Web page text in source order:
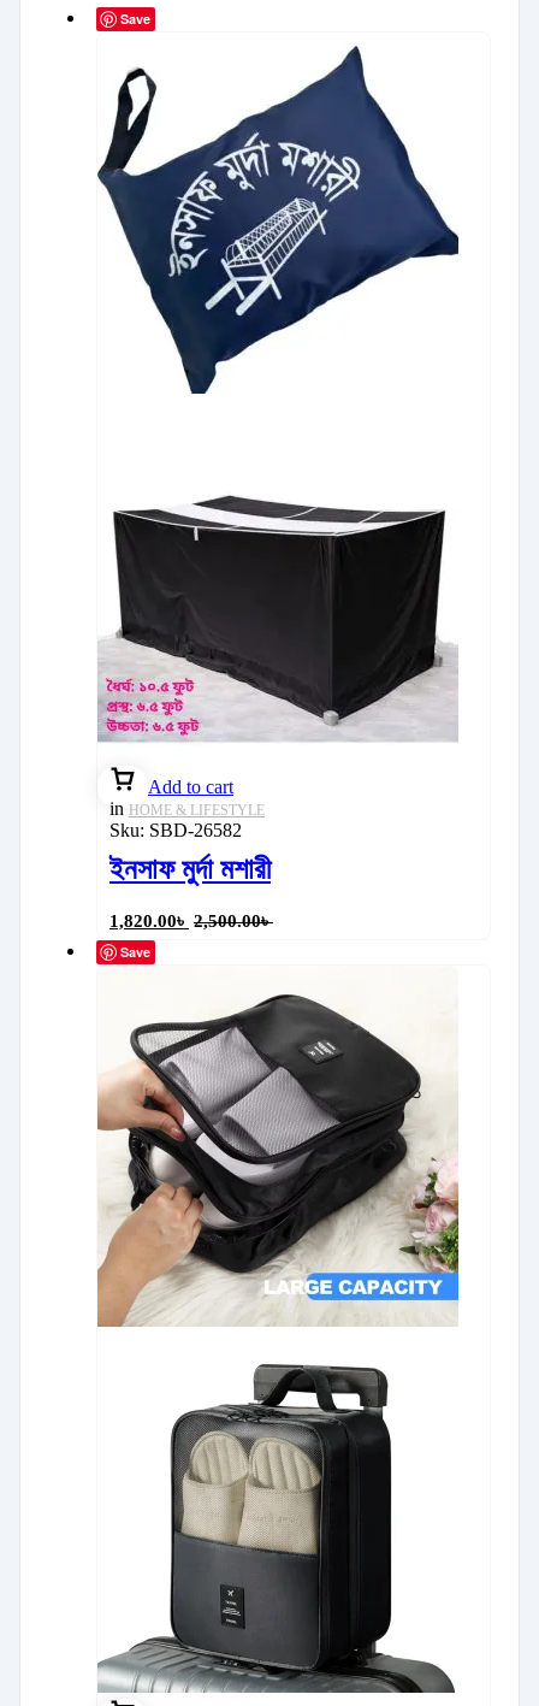
Save
Add to cart
in HOME & LIFESTYLE
Sku: SBD-26582
ইনসাফ মুর্দা মশারী
1,820.00৳ 2,500.00৳
Save